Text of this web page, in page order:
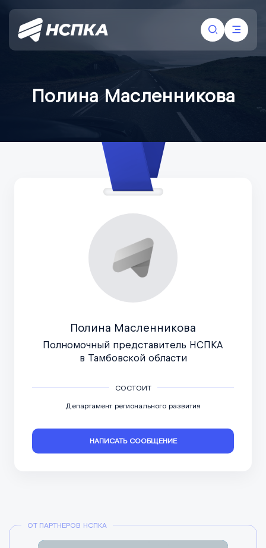
Полина Масленникова
Полина Масленникова
Полномочный представитель НСПКА
в Тамбовской области
СОСТОИТ
Департамент регионального развития
НАПИСАТЬ СООБЩЕНИЕ
ОТ ПАРТНЕРОВ НСПКА